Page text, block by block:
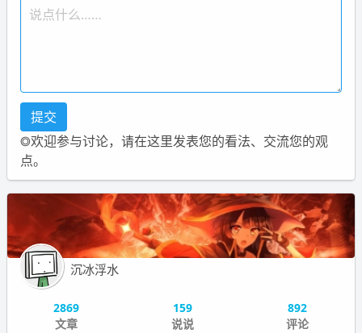
◎欢迎参与讨论，请在这里发表您的看法、交流您的观
点。
沉冰浮水
2869
文章
159
说说
892
评论